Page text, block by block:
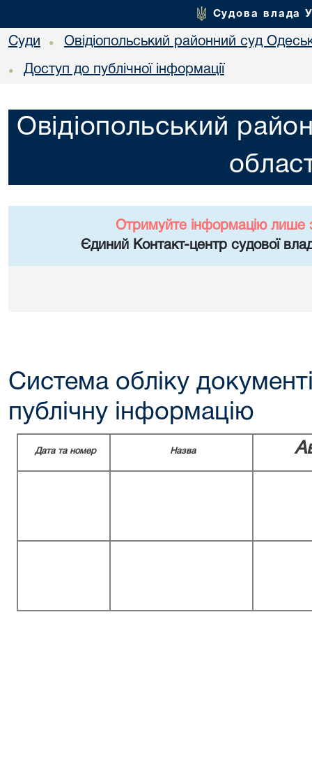
Судова влада
Суди • Овідіопольський районний суд
• Доступ до публічної інформації
Овідіопольський
Отримуйте інформацію лише
Єдиний Контакт-центр судової
Система обліку
публічну інформацію
Дата та номер Назва